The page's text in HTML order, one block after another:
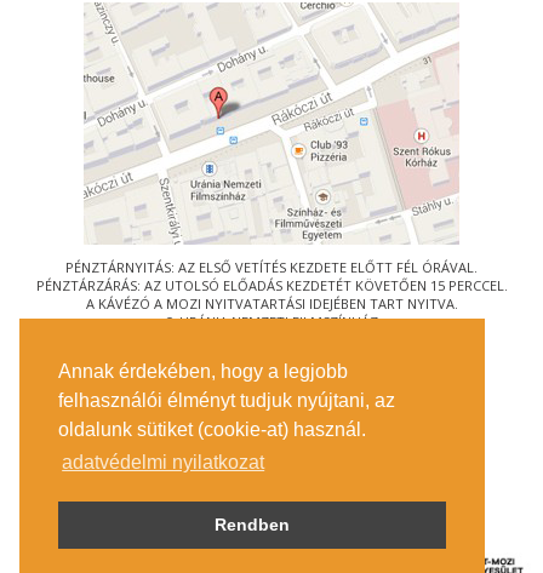
Annak érdekében, hogy a legjobb
felhasználói élményt tudjuk nyújtani, az
oldalunk sütiket (cookie-at) használ.
adatvédelmi nyilatkozat
Rendben
PÉNZTÁRNYITÁS: AZ ELSŐ VETÍTÉS KEZDETE ELŐTT FÉL ÓRÁVAL.
PÉNZTÁRZÁRÁS: AZ UTOLSÓ ELŐADÁS KEZDETÉT KÖVETŐEN 15 PERCCEL.
A KÁVÉZÓ A MOZI NYITVATARTÁSI IDEJÉBEN TART NYITVA.
© URÁNIA NEMZETI FILMSZÍNHÁZ
1088 BUDAPEST, RÁKÓCZI ÚT 21.
MEGKÖZELÍTÉS
JEGYINFORMÁCIÓ
ÍRJON NEKÜNK!
KÖZÉRDEKŰ ADATOK